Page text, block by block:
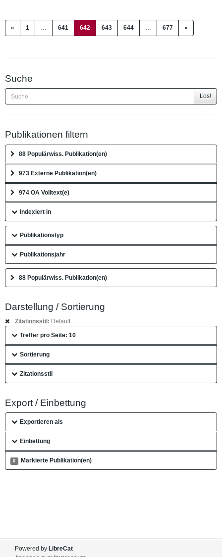
« 1 … 641 642 (current)
643 644 … 677 »
Suche
Los!
Publikationen filtern
88 Populärwiss. Publikation(en)
973 Externe Publikation(en)
974 OA Volltext(e)
Indexiert in
Publikationstyp
Publikationsjahr
88 Populärwiss. Publikation(en)
Darstellung / Sortierung
Zitationsstil: Default
Treffer pro Seite: 10
Sortierung
Zitationsstil
Export / Einbettung
Exportieren als
Einbettung
0 Markierte Publikation(en)
Powered by LibreCat